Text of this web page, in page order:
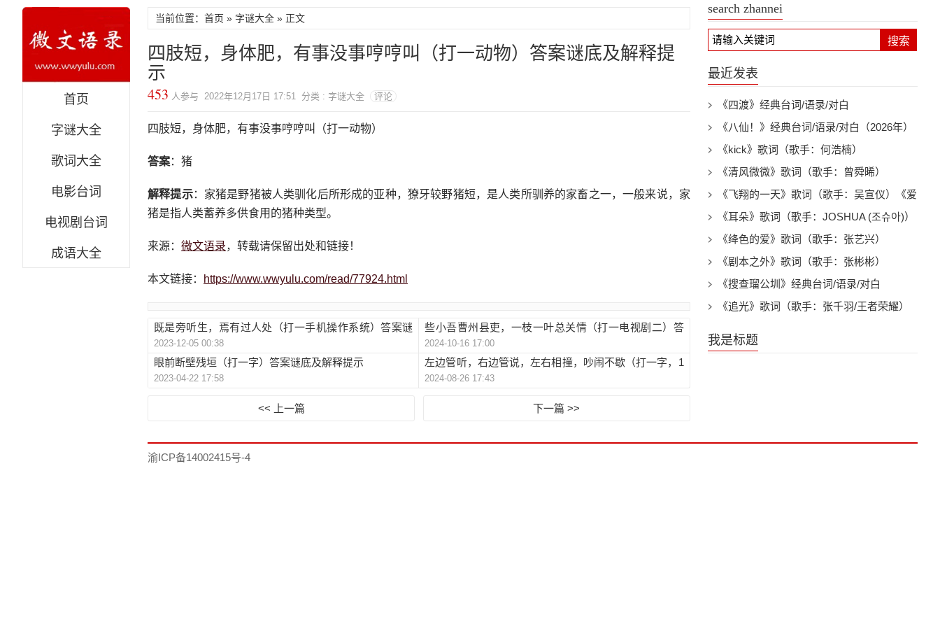
首页
字谜大全
歌词大全
电影台词
电视剧台词
成语大全
当前位置：首页 » 字谜大全 » 正文
四肢短，身体肥，有事没事哼哼叫（打一动物）答案谜底及解释提
示
453 人参与 2022年12月17日 17:51 分类 : 字谜大全 评论
四肢短，身体肥，有事没事哼哼叫（打一动物）
答案：猪
解释提示：家猪是野猪被人类驯化后所形成的亚种，獠牙较野猪短，是人类所驯养的家畜之一，一般来说，家
猪是指人类蓄养多供食用的猪种类型。
来源： 微文语录，转载请保留出处和链接！
本文链接： https://www.wwyulu.com/read/77924.html
既是旁听生，焉有过人处（打一手机操作系统）答案谜
底及解释提示
2023-12-05 00:38
些小吾曹州县吏，一枝一叶总关情（打一电视剧二）答
案谜底及解释提示
2024-10-16 17:00
眼前断壁残垣（打一字）答案谜底及解释提示
2023-04-22 17:58
左边管听，右边管说，左右相撞，吵闹不歇（打一字，1
2笔）答案谜底及解释提示
2024-08-26 17:43
<< 上一篇 下一篇 >>
search zhannei
搜索
最近发表
《四渡》经典台词/语录/对白
《八仙！》经典台词/语录/对白（2026年）
《kick》歌词（歌手：何浩楠）
《清风微微》歌词（歌手：曾舜晞）
《飞翔的一天》歌词（歌手：吴宣仪）《爱
上另一个我》电视剧插曲
《耳朵》歌词（歌手：JOSHUA (조슈아)）
《绛色的爱》歌词（歌手：张艺兴）
《剧本之外》歌词（歌手：张彬彬）
《搜查瑠公圳》经典台词/语录/对白
《追光》歌词（歌手：张千羽/王者荣耀）
我是标题
渝ICP备14002415号-4